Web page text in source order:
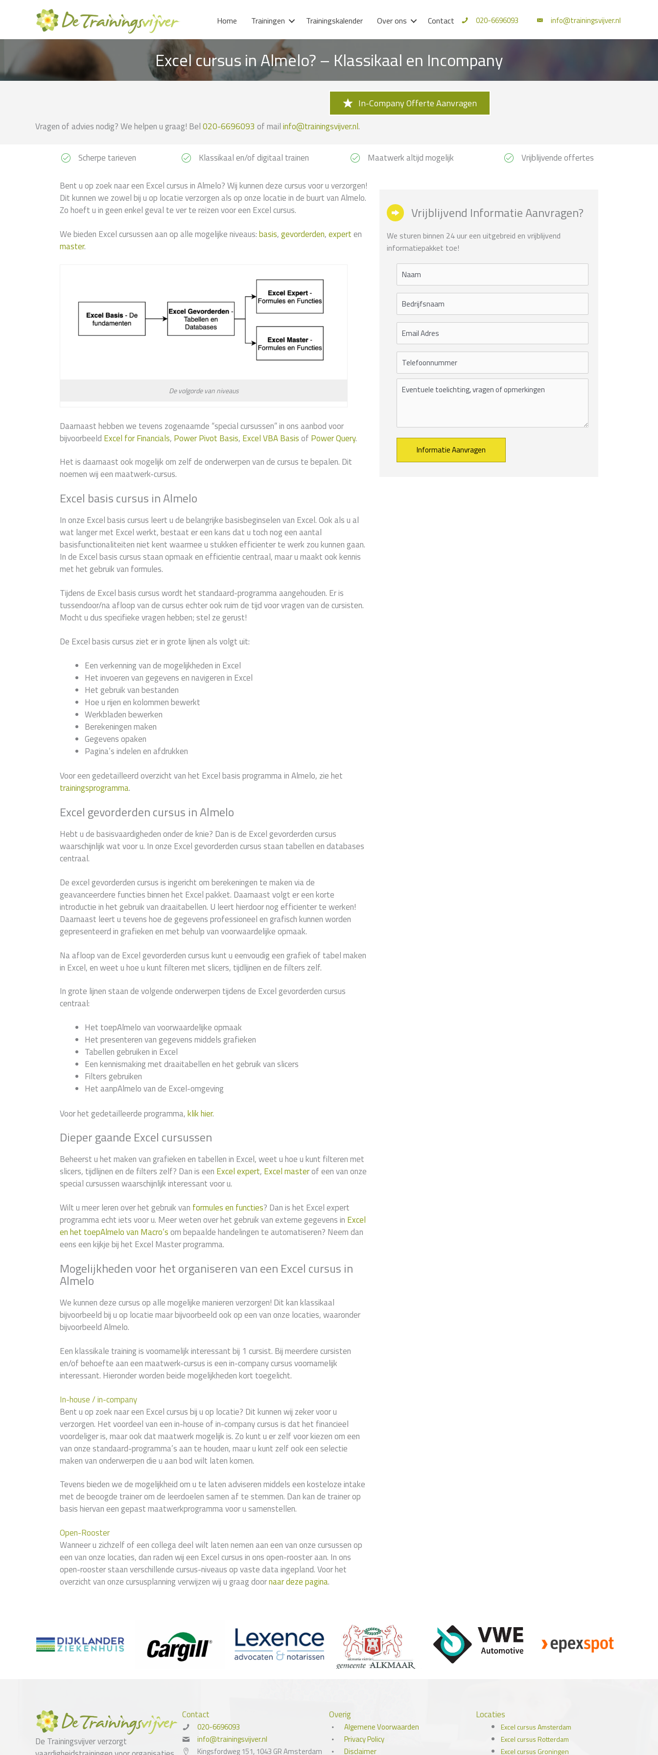
inhoud
Home Trainingen Trainingskalender Over ons Contact 020-6696093 info@trainingsvijver.nl
Excel cursus in Almelo? – Klassikaal en Incompany
In-Company Offerte Aanvragen
Vragen of advies nodig? We helpen u graag! Bel020-6696093 of mailinfo@trainingsvijver.nl.
Scherpe tarieven Klassikaal en/of digitaal trainen Maatwerk altijd mogelijk Vrijblijvende offertes
Bent u op zoek naar een Excel cursus in Almelo? Wij kunnen deze cursus voor u verzorgen!
Dit kunnen we zowel bij u op locatie verzorgen als op onze locatie in de buurt van Almelo.
Zo hoeft u in geen enkel geval te ver te reizen voor een Excel cursus.
We bieden Excel cursussen aan op alle mogelijke niveaus:basis,gevorderden,experten
master.
De volgorde van niveaus
Daarnaast hebben we tevens zogenaamde “special cursussen” in ons aanbod voor
bijvoorbeeld Excel for Financials, Power Pivot Basis, Excel VBA Basisof Power Query.
Het is daarnaast ook mogelijk om zelf de onderwerpen van de cursus te bepalen. Dit
noemen wij een maatwerk-cursus.
Excel basis cursus in Almelo
In onze Excel basis cursus leert u de belangrijke basisbeginselen van Excel. Ook als u al
wat langer met Excel werkt, bestaat er een kans dat u toch nog een aantal
basisfunctionaliteiten niet kent waarmee u stukken efficienter te werk zou kunnen gaan.
In de Excel basis cursus staan opmaak en efficientie centraal, maar u maakt ook kennis
met het gebruik van formules.
Tijdens de Excel basis cursus wordt het standaard-programma aangehouden. Er is
tussendoor/na afloop van de cursus echter ook ruim de tijd voor vragen van de cursisten.
Mocht u dus specifieke vragen hebben; stel ze gerust!
De Excel basis cursus ziet er in grote lijnen als volgt uit:
Een verkenning van de mogelijkheden in Excel
Het invoeren van gegevens en navigeren in Excel
Het gebruik van bestanden
Hoe u rijen en kolommen bewerkt
Werkbladen bewerken
Berekeningen maken
Gegevens opaken
Pagina’s indelen en afdrukken
Voor een gedetailleerd overzicht van het Excel basis programma in Almelo, zie het
trainingsprogramma.
Excel gevorderden cursus in Almelo
Hebt u de basisvaardigheden onder de knie? Dan is de Excel gevorderden cursus
waarschijnlijk wat voor u. In onze Excel gevorderden cursus staan tabellen en databases
centraal.
De excel gevorderden cursus is ingericht om berekeningen te maken via de
geavanceerdere functies binnen het Excel pakket. Daarnaast volgt er een korte
introductie in het gebruik van draaitabellen. U leert hierdoor nog efficienter te werken!
Daarnaast leert u tevens hoe de gegevens professioneel en grafisch kunnen worden
gepresenteerd in grafieken en met behulp van voorwaardelijke opmaak.
Na afloop van de Excel gevorderden cursus kunt u eenvoudig een grafiek of tabel maken
in Excel, en weet u hoe u kunt filteren met slicers, tijdlijnen en de filters zelf.
In grote lijnen staan de volgende onderwerpen tijdens de Excel gevorderden cursus
centraal:
Het toepAlmelo van voorwaardelijke opmaak
Het presenteren van gegevens middels grafieken
Tabellen gebruiken in Excel
Een kennismaking met draaitabellen en het gebruik van slicers
Filters gebruiken
Het aanpAlmelo van de Excel-omgeving
Voor het gedetailleerde programma,klik hier.
Dieper gaande Excel cursussen
Beheerst u het maken van grafieken en tabellen in Excel, weet u hoe u kunt filteren met
slicers, tijdlijnen en de filters zelf? Dan is een Excel expert, Excel masterof een van onze
special cursussen waarschijnlijk interessant voor u.
Wilt u meer leren over het gebruik van formules en functies? Dan is het Excel expert
programma echt iets voor u. Meer weten over het gebruik van externe gegevens in Excel
en het toepAlmelo van Macro’som bepaalde handelingen te automatiseren? Neem dan
eens een kijkje bij het Excel Master programma.
Mogelijkheden voor het organiseren van een Excel cursus in
Almelo
We kunnen deze cursus op alle mogelijke manieren verzorgen! Dit kan klassikaal
bijvoorbeeld bij u op locatie maar bijvoorbeeld ook op een van onze locaties, waaronder
bijvoorbeeld Almelo.
Een klassikale training is voornamelijk interessant bij 1 cursist. Bij meerdere cursisten
en/of behoefte aan een maatwerk-cursus is een in-company cursus voornamelijk
interessant. Hieronder worden beide mogelijkheden kort toegelicht.
In-house / in-company
Bent u op zoek naar een Excel cursus bij u op locatie? Dit kunnen wij zeker voor u
verzorgen. Het voordeel van een in-house of in-company cursus is dat het financieel
voordeliger is, maar ook dat maatwerk mogelijk is. Zo kunt u er zelf voor kiezen om een
van onze standaard-programma’s aan te houden, maar u kunt zelf ook een selectie
maken van onderwerpen die u aan bod wilt laten komen.
Tevens bieden we de mogelijkheid om u te laten adviseren middels een kosteloze intake
met de beoogde trainer om de leerdoelen samen af te stemmen. Dan kan de trainer op
basis hiervan een gepast maatwerkprogramma voor u samenstellen.
Open-Rooster
Wanneer u zichzelf of een collega deel wilt laten nemen aan een van onze cursussen op
een van onze locaties, dan raden wij een Excel cursus in ons open-rooster aan. In ons
open-rooster staan verschillende cursus-niveaus op vaste data ingepland. Voor het
overzicht van onze cursusplanning verwijzen wij u graag doornaar deze pagina.
Vrijblijvend Informatie Aanvragen?
We sturen binnen 24 uur een uitgebreid en vrijblijvend
informatiepakket toe!
De Trainingsvijver verzorgt
Contact
020-6696093
info@trainingsvijver.nl
Kingsfordweg 151, 1043 GR Amsterdam
Overig
Algemene Voorwaarden
Privacy Policy
Disclaimer
Locaties
Excel cursus Amsterdam
Excel cursus Rotterdam
Excel cursus Groningen